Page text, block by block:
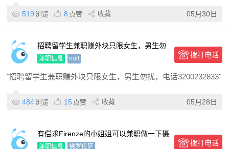
519 浏览 8 点赞 收藏 05月30日
招聘留学生兼职赚外块只限女生，男生勿
扰，电话3200232833
兼职信息 null 拨打电话
"招聘留学生兼职赚外块只限女生，男生勿扰，电话3200232833"
484浏览 15 点赞 收藏 05月28日
有偿求Firenze的小姐姐可以兼职做一下摄
影模特 v:xhub11
兼职信息 佛罗伦萨 拨打电话